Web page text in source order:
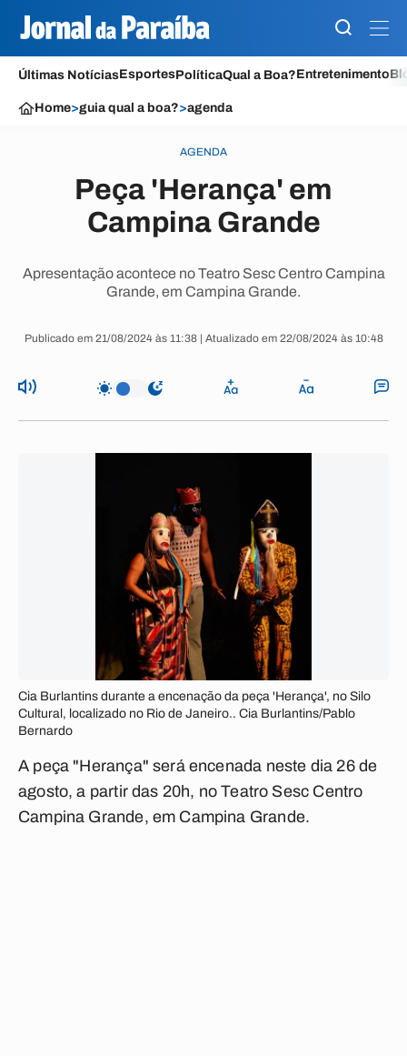
Últimas NotíciasEsportesPolíticaQual a Boa?Entretenimento
Home>guia qual a boa?>agenda
AGENDA
Peça 'Herança' em
Campina Grande
Apresentação acontece no Teatro Sesc Centro Campina
Grande, em Campina Grande.
Publicado em 21/08/2024 às 11:38 | Atualizado em 22/08/2024 às 10:48
Cia Burlantins durante a encenação da peça 'Herança', no Silo
Cultural, localizado no Rio de Janeiro.. Cia Burlantins/Pablo
Bernardo
A peça "Herança" será encenada neste dia 26 de
agosto, a partir das 20h, no Teatro Sesc Centro
Campina Grande, em Campina Grande.